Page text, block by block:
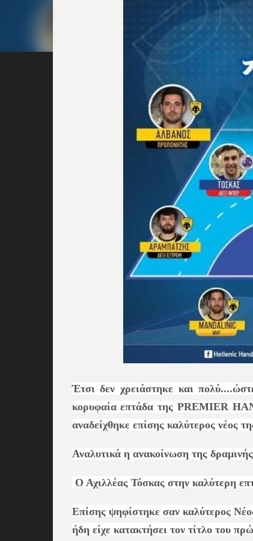
Έτσι δεν χρειάστηκε και
κορυφαία επτάδα της PREMIER
αναδείχθηκε επίσης καλύτερος νέος
Αναλυτικά η ανακοίνωση της
Ο Αχιλλέας Τόσκας στην καλύτερη
Επίσης ψηφίστηκε σαν καλύτερος
ήδη είχε κατακτήσει τον τίτλο του